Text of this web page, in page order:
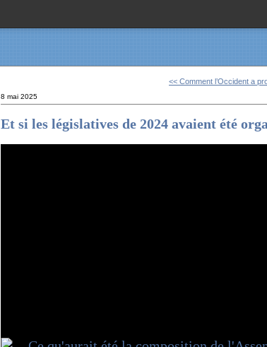
<< Comment l’Occident a
8 mai 2025
Et si les législatives de 2024 avaient été